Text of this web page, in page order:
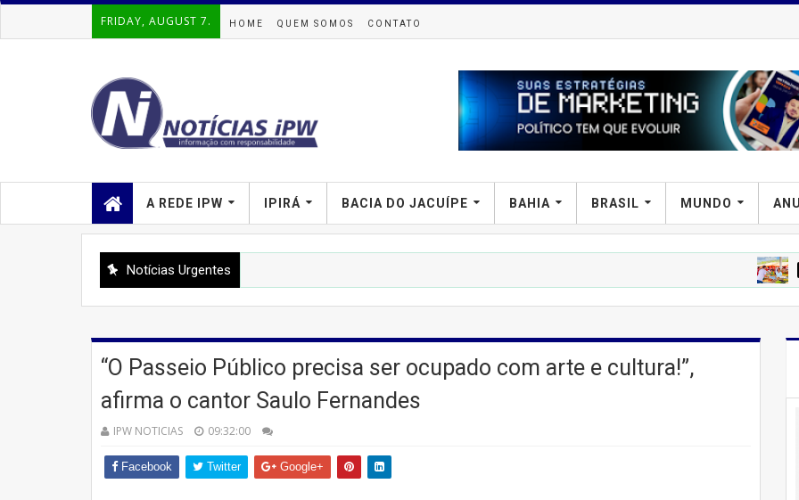
FRIDAY, AUGUST 7. HOME QUEM SOMOS CONTATO
A REDE IPW IPIRÁ BACIA DO JACUÍPE BAHIA BRASIL MUNDO
Notícias Urgentes PREFIPIRÁ
“O Passeio Público precisa ser ocupado com arte e cultura!”,
afirma o cantor Saulo Fernandes
IPW NOTICIAS 09:32:00
Facebook Twitter Google+